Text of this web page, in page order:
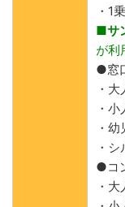
・1
■サ
が利
●窓
・
・
・
・
●コ
・